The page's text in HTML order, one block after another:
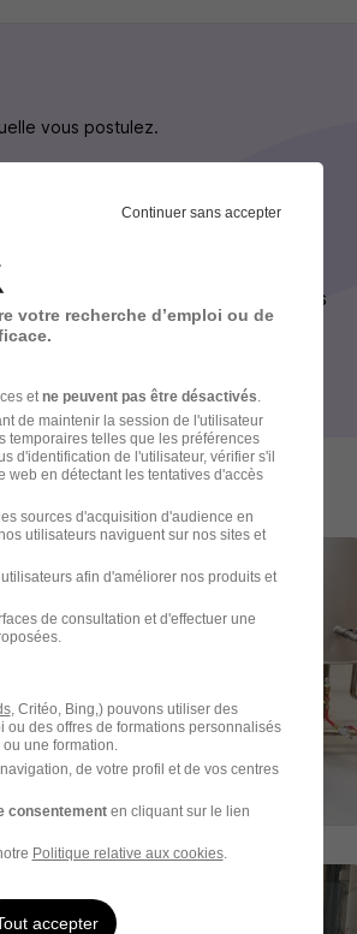
vous postulez.
ou un(e) RH
locaux pour rencontrer les équipes
Continuer sans accepter
votre recherche d’emploi ou de
et ne peuvent pas être désactivés
de maintenir la session de l'utilisateur
temporaires telles que les préférences
d'identification de l'utilisateur, vérifier s'il
web en détectant les tentatives d'accès
sources d'acquisition d'audience en
utilisateurs naviguent sur nos sites et
afin d'améliorer nos produits et
de consultation et d'effectuer une
, Critéo, Bing,) pouvons utiliser des
ou des offres de formations personnalisés
une formation.
de votre profil et de vos centres
consentementen cliquant sur le lien
Politique relative aux cookies.
accepter